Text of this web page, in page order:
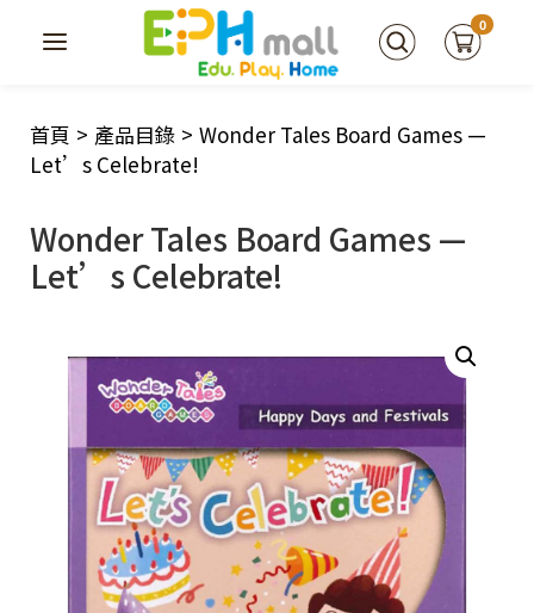
0
首頁 > 產品目錄 > Wonder Tales Board Games —
Let’s Celebrate!
Wonder Tales Board Games —
Let’s Celebrate!